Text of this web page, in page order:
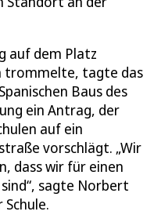
auf dem Platz
trommelte, tagte das
Baus des
ein Antrag, der
auf ein
vorschlägt. „Wir
dass wir für einen
sagte Norbert